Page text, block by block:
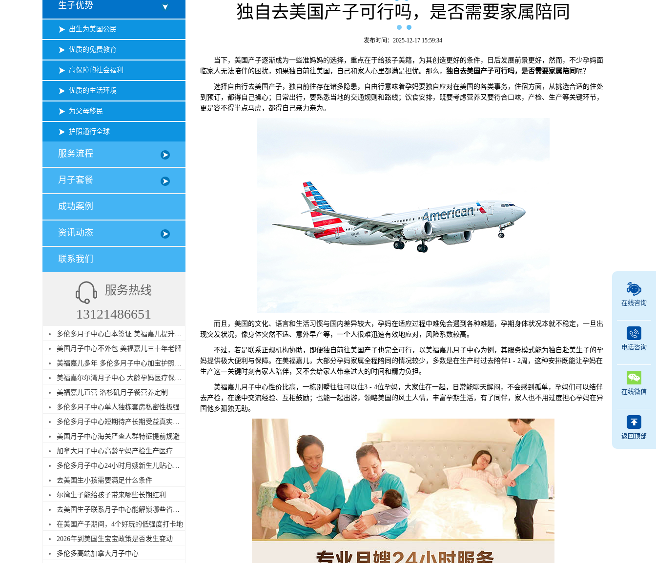
生子优势
出生为美国公民
优质的免费教育
高保障的社会福利
优质的生活环境
为父母移民
护照通行全球
服务流程
月子套餐
成功案例
资讯动态
联系我们
服务热线
13121486651
多伦多月子中心白本签证 美福嘉儿提升过签
美国月子中心不外包 美福嘉儿三十年老牌
美福嘉儿多年 多伦多月子中心加宝护照续签
美福嘉尔尔湾月子中心 大龄孕妈医疗保障足
美福嘉儿直营 洛杉矶月子餐营养定制
多伦多月子中心单人独栋套房私密性极强
多伦多月子中心短期待产长期受益真实解读
美国月子中心海关严查人群特征提前规避
加拿大月子中心高龄孕妈产检生产医疗服务优势
多伦多月子中心24小时月嫂新生儿贴心照料
去美国生小孩需要满足什么条件
尔湾生子能给孩子带来哪些长期红利
去美国生子联系月子中心能解锁哪些省心服务
在美国产子期间，4个好玩的低强度打卡地
2026年到美国生宝宝政策是否发生变动
多伦多高端加拿大月子中心
独自去美国产子可行吗，是否需要家属陪同
发布时间：2025-12-17 15:59:34
当下，美国产子逐渐成为一些准妈妈的选择，重点在于给孩子美籍，为其创造更好的条件，日后发展前景更好，然而，不少孕妈面
临家人无法陪伴的困扰，如果独自前往美国，自己和家人心里都满是担忧。那么， 独自去美国产子可行吗，是否需要家属陪同 呢？
选择自由行去美国产子，独自前往存在诸多隐患，自由行意味着孕妈要独自应对在美国的各类事务，住宿方面，从挑选合适的住处
到预订，都得自己操心；日常出行，要熟悉当地的交通规则和路线；饮食安排，既要考虑营养又要符合口味，产检、生产等关键环节，
更是容不得半点马虎，都得自己亲力亲为。
而且，美国的文化、语言和生活习惯与国内差异较大，孕妈在适应过程中难免会遇到各种难题，孕期身体状况本就不稳定，一旦出
现突发状况，像身体突然不适、意外早产等，一个人很难迅速有效地应对，风险系数较高。
不过，若是联系正规机构协助，即便独自前往美国产子也完全可行，以美福嘉儿月子中心为例，其服务模式能为独自赴美生子的孕
妈提供极大便利与保障。在美福嘉儿，大部分孕妈家属全程陪同的情况较少，多数是在生产时过去陪伴1 - 2周，这种安排既能让孕妈在
生产这一关键时刻有家人陪伴，又不会给家人带来过大的时间和精力负担。
美福嘉儿月子中心性价比高，一栋别墅往往可以住3 - 4位孕妈，大家住在一起，日常能聊天解闷，不会感到孤单，孕妈们可以结伴
去产检，在途中交流经验、互相鼓励；也能一起出游，领略美国的风土人情，丰富孕期生活，有了同伴，家人也不用过度担心孕妈在异
国他乡孤独无助。
在线咨询
电话咨询
在线微信
返回顶部